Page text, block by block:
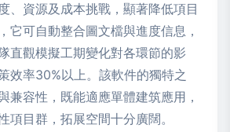
、資源及成本挑戰，顯著降低項目
它可自動整合圖文檔與進度信息，
直觀模擬工期變化對各環節的影
效率30%以上。該軟件的獨特之
兼容性，既能適應單體建筑應用，
項目群，拓展空間十分廣闊。